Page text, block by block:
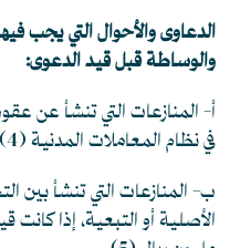
الدعاوى والأحوال التي يجب
والوساطة قبل قيد الدعوى:
أ- المنازعات التي تنشأ عن
في نظام المعاملات المدنية(4)
ب- المنازعات التي تنشأ بين
الأصلية أو التبعية، إذا كانت